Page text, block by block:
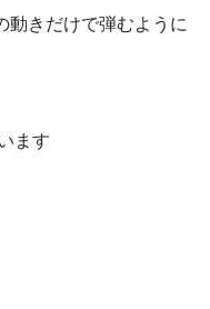
動きだけで弾むように
ます